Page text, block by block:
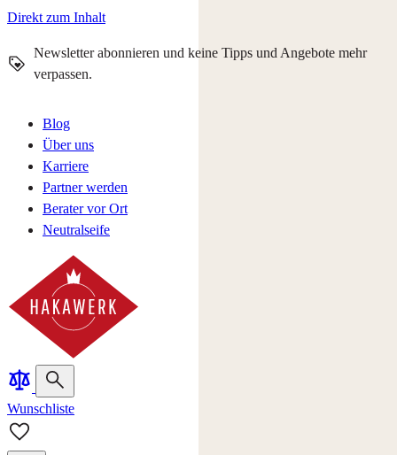
Direkt zum Inhalt
Newsletter abonnieren und keine Tipps und Angebote mehr
verpassen.
Blog
Über uns
Karriere
Partner werden
Berater vor Ort
Neutralseife
Wunschliste